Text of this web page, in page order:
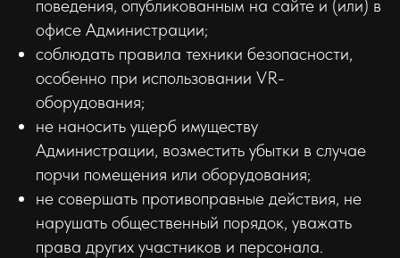
поведения, опубликованным на сайте и (или) в
офисе Администрации;
соблюдать правила техники безопасности,
особенно при использовании VR-
оборудования;
не наносить ущерб имуществу
Администрации, возместить убытки в случае
порчи помещения или оборудования;
не совершать противоправные действия, не
нарушать общественный порядок, уважать
права других участников и персонала.